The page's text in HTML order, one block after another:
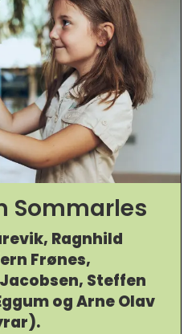
Sommarles
Ragnhild
Frønes,
Steffen
og Arne Olav